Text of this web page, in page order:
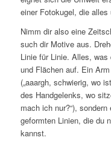
einer Fotokugel, die alles
Nimm dir also eine
such dir Motive aus.
Linie für Linie. Alles,
und Flächen auf. Ein
(„aaargh, schwierig, wo
des Handgelenks, wo
mach ich nur?“),
geformten Linien, die du
kannst.